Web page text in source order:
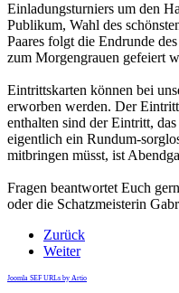
Einladungsturniers um den
Publikum, Wahl des
Paares folgt die Endrunde
zum Morgengrauen gefeiert
Eintrittskarten können bei
erworben werden. Der
enthalten sind der Eintritt,
eigentlich ein Rundum-
mitbringen müsst, ist
Fragen beantwortet Euch
oder die Schatzmeisterin
Zurück
Weiter
Joomla SEF URLs by Artio